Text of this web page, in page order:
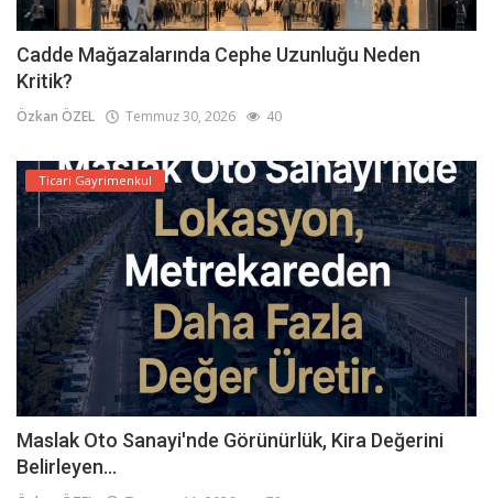
Cadde Mağazalarında Cephe Uzunluğu Neden
Kritik?
Özkan ÖZEL Temmuz 30, 2026 40
Ticari Gayrimenkul
Maslak Oto Sanayi'nde Görünürlük, Kira Değerini
Belirleyen...